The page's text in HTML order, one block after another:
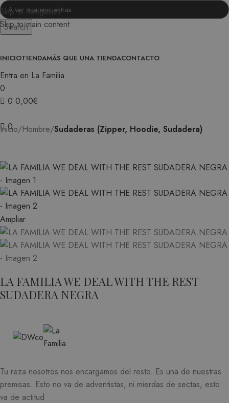
Skip to navigation
Skip to main content
Search
INICIOTIENDAMÁS QUE UNA TIENDACONTACTO
Entra en La Familia
0
0 0,00€
0
Inicio Hombre Sudaderas (Zipper, Hoodie, Sudadera)
Ampliar
LA FAMILIA WE DEAL WITH THE REST
SUDADERA NEGRA
Tu reza nosotros nos encargamos del resto. Es una de nuestras
premisas. Esto no va de adventistas, ni mierdas de sectas, esto
va de actitud